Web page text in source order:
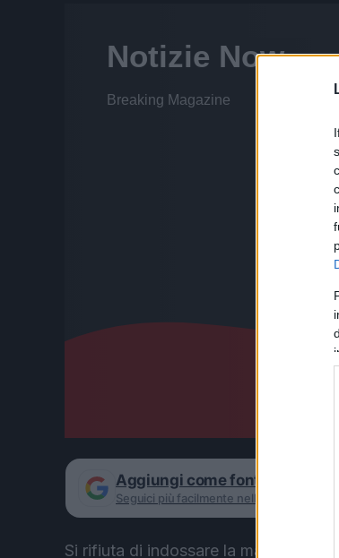
Aggiungi come fonte preferita
Seguici più facilmente nelle notizie
Si rifiuta di indossare la mascherina